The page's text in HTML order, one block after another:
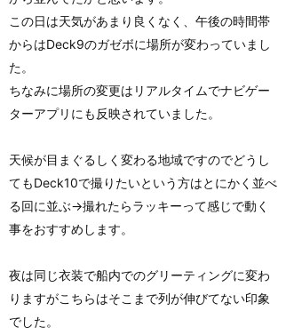
この日は天気があまり良くなく、午後の時間帯
からはDeck9のガゼボに場所が変わっていまし
た。
ちなみに場所の変更はリアルタイムでナビゲー
ターアプリにも反映されていました。
天候が目まぐるしく変わる地域ですのでどうし
てもDeck10で撮りたいという方はとにかく並べ
る回に並ぶ→撮れたらラッキーって感じで動く
事をおすすめします。
夜は同じ衣装で船内でのグリーティングに変わ
りますがこちらはそこまで列が伸びてない印象
でした。